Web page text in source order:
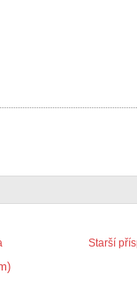
Starší